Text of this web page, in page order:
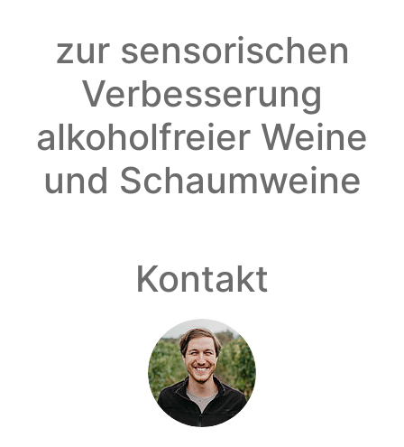
zur sensorischen
Verbesserung
alkoholfreier Weine
und Schaumweine
Kontakt